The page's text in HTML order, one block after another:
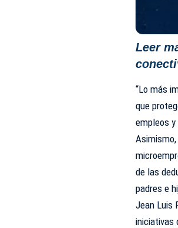
Leer
“Lo más
que
empleos
de las
padres e
Jean Luis
iniciativas